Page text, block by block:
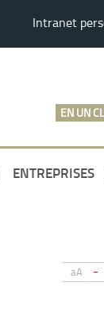
Intranet
EN UN
ENTREPRISES
aA -